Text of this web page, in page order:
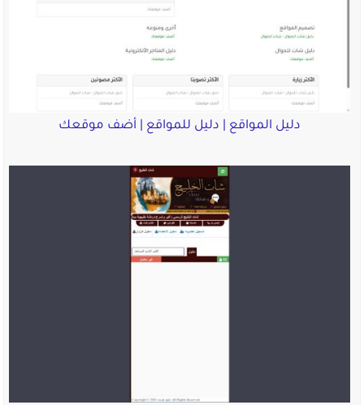
دليل المواقع | دليل للمواقع | أضف موقعك